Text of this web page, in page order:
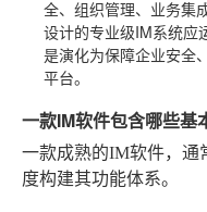
全、组织管理、业务集
设计的专业级IM系统应
是演化为保障企业安全
平台。
一款IM软件包含哪些基
一款成熟的IM软件，通
度构建其功能体系。